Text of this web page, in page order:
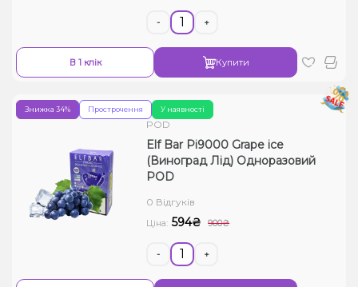
- +
В 1 клік Купити
У наявності
Знижка 34% Прострочення
POD
Elf Bar Pi9000 Grape ice
(Виноград Лід) Одноразовий
POD
0 Відгуків
Ціна: 594₴ 900₴
- +